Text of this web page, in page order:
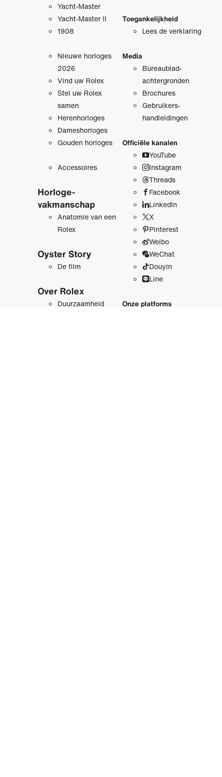
Yacht-Master
Yacht-Master II
1908
Nieuwe horloges
2026
Vind uw Rolex
Stel uw Rolex
samen
Herenhorloges
Dameshorloges
Gouden horloges
Accessoires
Horloge­
vakmanschap
Anatomie van een
Rolex
Oyster Story
De film
Over Rolex
Duurzaamheid
Toegankelijkheid
Lees de verklaring
Media
Bureaublad­
achtergronden
Brochures
Gebruikers­
handleidingen
Officiële kanalen
YouTube
Instagram
Threads
Facebook
LinkedIn
X
Pinterest
Weibo
WeChat
Douyin
Line
Onze platforms